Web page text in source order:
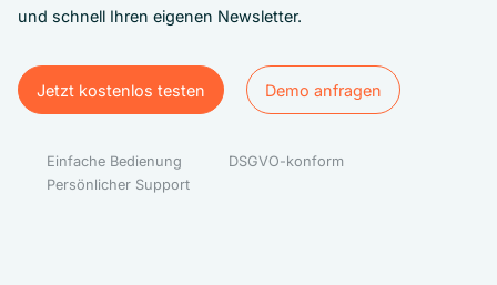
und schnell Ihren eigenen Newsletter.
Jetzt kostenlos testen
Jetzt kostenlos testen
Demo anfragen
Demo anfragen
Einfache Bedienung
DSGVO-konform
Persönlicher Support